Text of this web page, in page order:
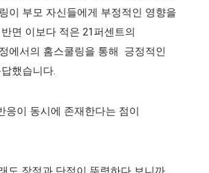
이 부모 자신들에게 부정적인 영향을
면 이보다 적은 21퍼센트의
에서의 홈스쿨링을 통해 긍정적인
했습니다.
응이 동시에 존재한다는 점이